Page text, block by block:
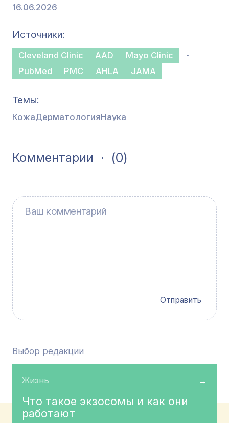
16.06.2026
Источники
Cleveland Clinic AAD
Mayo Clinic
PubMed
PMC AHLA JAMA
Темы
КожаДерматологияНаука
Комментарии (0)
Отправить
Выбор редакции
Жизнь →
Что такое экзосомы и как они
работают